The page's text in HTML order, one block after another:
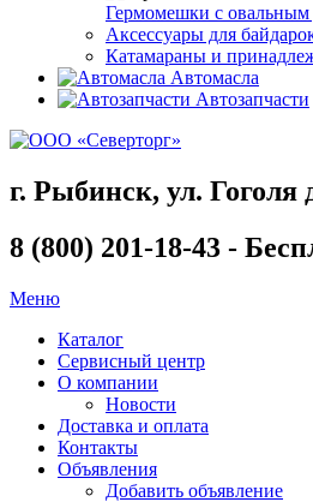
Гермомешки с
Аксессуары для
Катамараны и
Автомасла
Автозапчасти
г. Рыбинск, ул. Гоголя
8 (800) 201-18-43 -
Меню
Каталог
Сервисный центр
О компании
Новости
Доставка и оплата
Контакты
Объявления
Добавить объявление